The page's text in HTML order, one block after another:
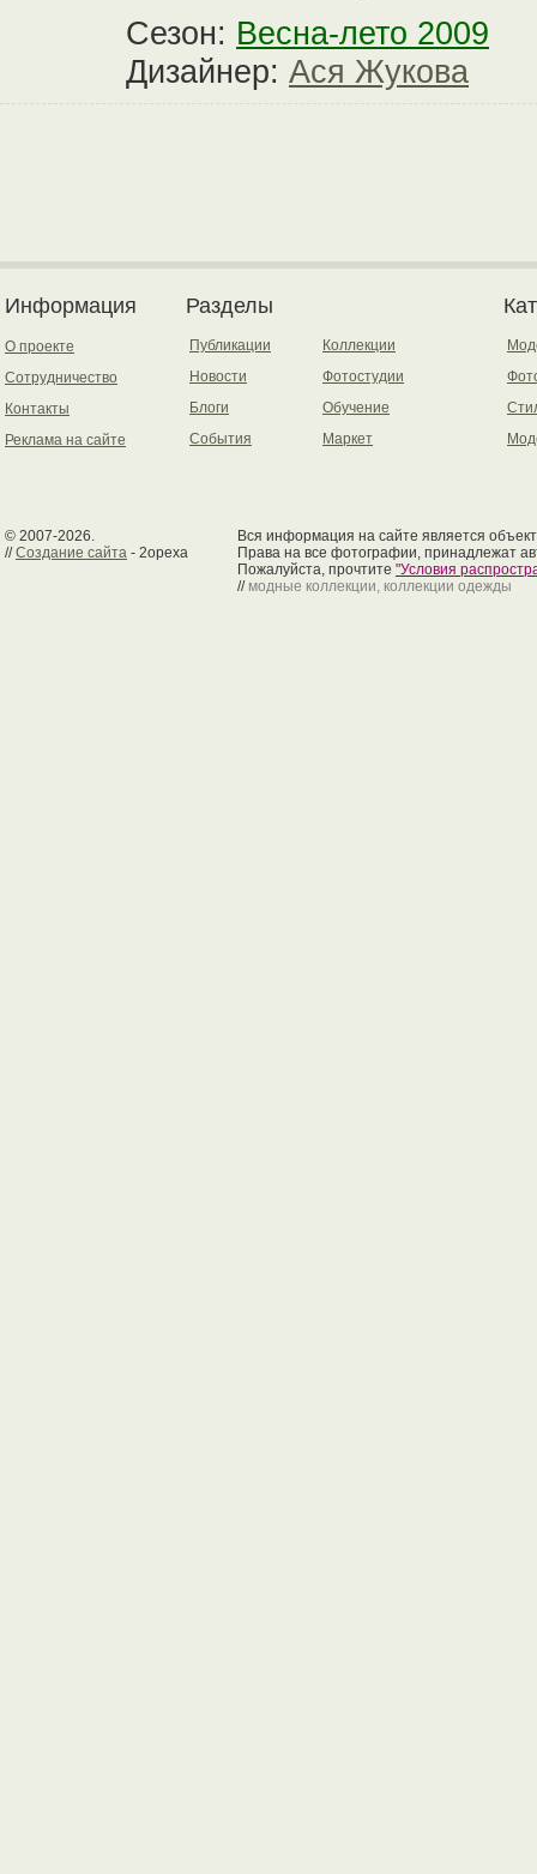
Сезон: Весна-лето 2009
Дизайнер: Ася Жукова
Информация
О проекте
Сотрудничество
Контакты
Реклама на сайте
Разделы
Публикации
Новости
Блоги
События
Коллекции
Фотостудии
Обучение
Маркет
© 2007-2026.
//Создание сайта - 2opexa
Вся информация на сайте является
Права на все фотографии, принадлежат
Пожалуйста, прочтите "Условия
// модные коллекции, коллекции одежды